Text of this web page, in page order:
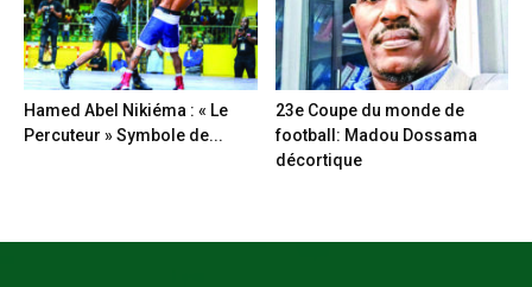
Hamed Abel Nikiéma : « Le
Percuteur » Symbole de...
23e Coupe du monde de
football: Madou Dossama
décortique